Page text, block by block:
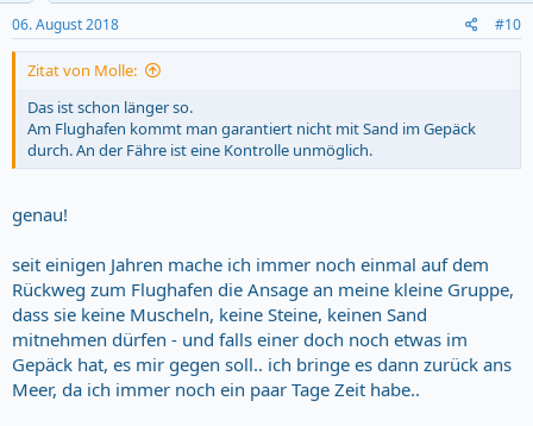
s
:
06. August 2018 #10
Zitat von Molle:
Das ist schon länger so.
Am Flughafen kommt man garantiert nicht mit Sand im Gepäck
durch. An der Fähre ist eine Kontrolle unmöglich.
genau!
seit einigen Jahren mache ich immer noch einmal auf dem
Rückweg zum Flughafen die Ansage an meine kleine Gruppe,
dass sie keine Muscheln, keine Steine, keinen Sand
mitnehmen dürfen - und falls einer doch noch etwas im
Gepäck hat, es mir gegen soll.. ich bringe es dann zurück ans
Meer, da ich immer noch ein paar Tage Zeit habe..